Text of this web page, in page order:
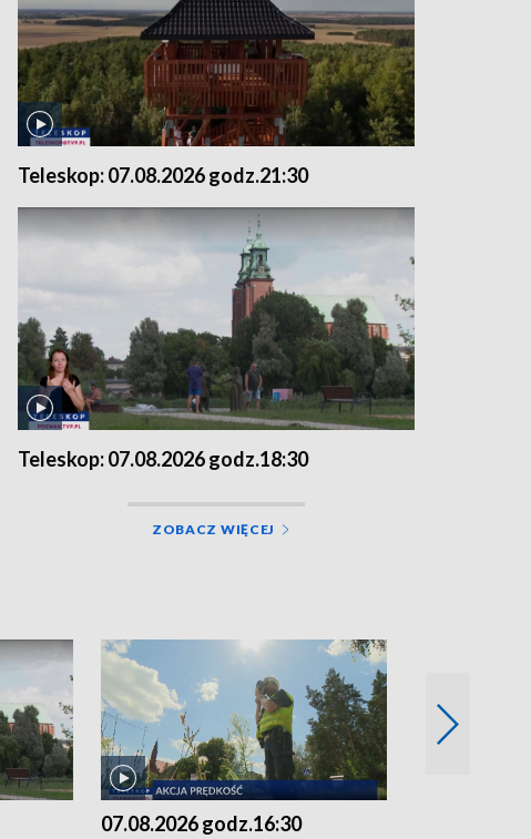
Teleskop: 07.08.2026 godz.21:30
Teleskop: 07.08.2026 godz.18:30
ZOBACZ WIĘCEJ
07.08.2026 godz.16:30